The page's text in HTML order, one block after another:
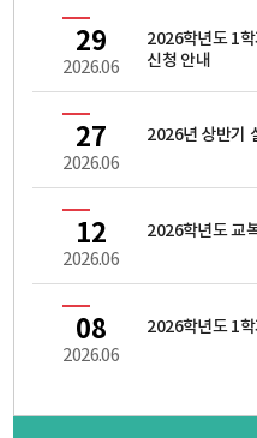
2026학년도 1
신청 안내
29
2026.06
2026년 상반기
27
2026.06
2026학년도 교
12
2026.06
2026학년도 1
08
2026.06